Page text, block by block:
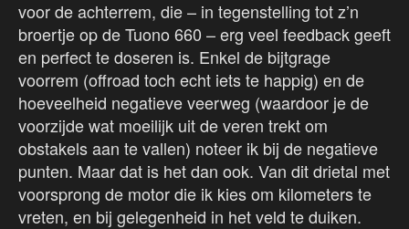
voor de achterrem, die – in tegenstelling tot z’n
broertje op de Tuono 660 – erg veel feedback geeft
en perfect te doseren is. Enkel de bijtgrage
voorrem (offroad toch echt iets te happig) en de
hoeveelheid negatieve veerweg (waardoor je de
voorzijde wat moeilijk uit de veren trekt om
obstakels aan te vallen) noteer ik bij de negatieve
punten. Maar dat is het dan ook. Van dit drietal met
voorsprong de motor die ik kies om kilometers te
vreten, en bij gelegenheid in het veld te duiken.